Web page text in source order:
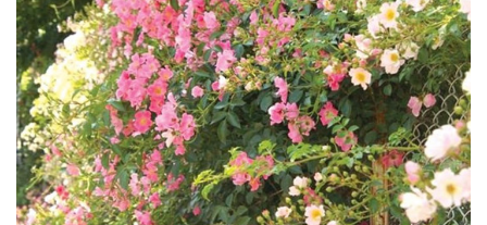
từng cọc tre mảnh, mà nở những chùm hoa nhỏ xíu.